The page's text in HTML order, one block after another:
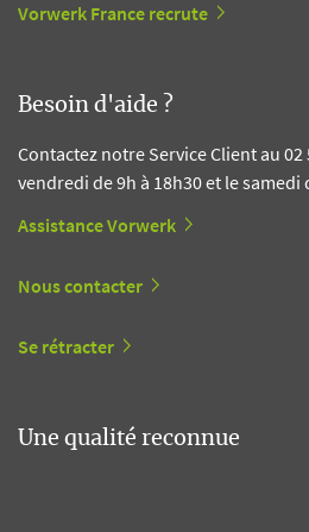
Vorwerk France recrute
Besoin d'aide ?
Contactez notre Service Client au 02
vendredi de 9h à 18h30 et le samedi
Assistance Vorwerk
Nous contacter
Se rétracter
Une qualité reconnue